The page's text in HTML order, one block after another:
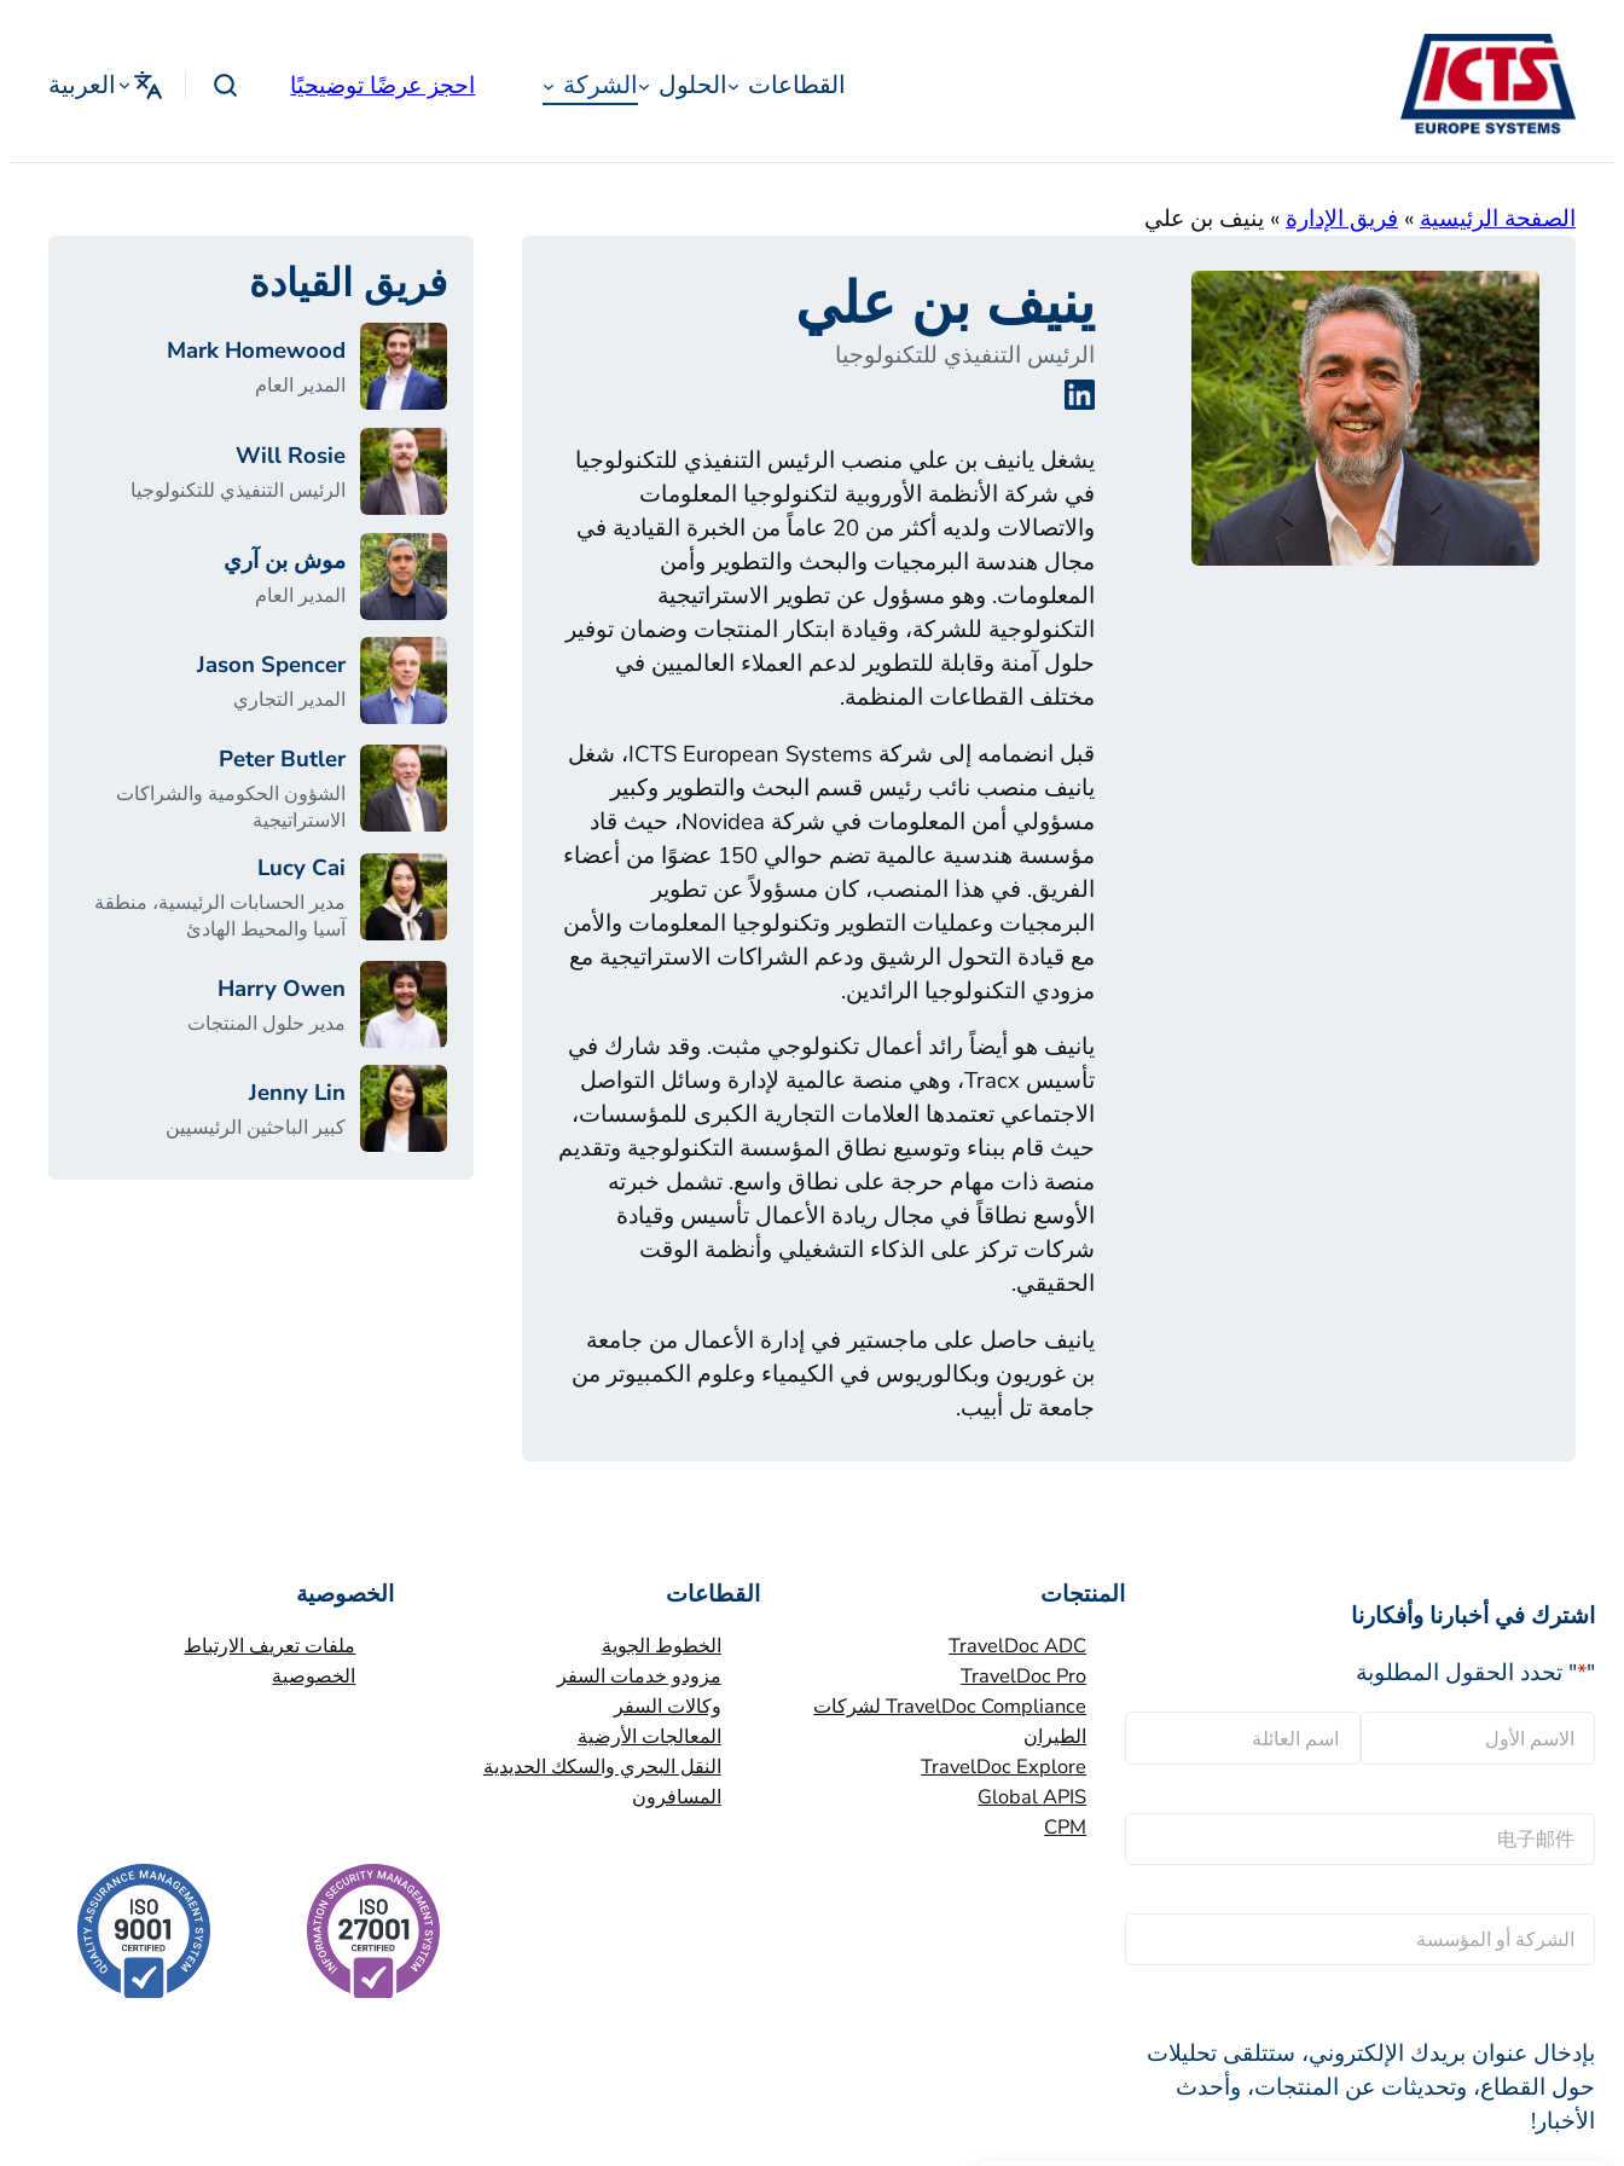
المحتوى
القطاعات الحلول الشركة احجز عرضًا توضيحيًا العربية
الصفحة الرئيسية » فريق الإدارة » ينيف بن علي
ينيف بن علي
الرئيس التنفيذي للتكنولوجيا
لينكد
يشغل يانيف بن علي منصب الرئيس التنفيذي للتكنولوجيا
في شركة الأنظمة الأوروبية لتكنولوجيا المعلومات
والاتصالات ولديه أكثر من 20 عاماً من الخبرة القيادية في
مجال هندسة البرمجيات والبحث والتطوير وأمن
المعلومات. وهو مسؤول عن تطوير الاستراتيجية
التكنولوجية للشركة، وقيادة ابتكار المنتجات وضمان توفير
حلول آمنة وقابلة للتطوير لدعم العملاء العالميين في
مختلف القطاعات المنظمة.
قبل انضمامه إلى شركة ICTS European Systems، شغل
يانيف منصب نائب رئيس قسم البحث والتطوير وكبير
مسؤولي أمن المعلومات في شركة Novidea، حيث قاد
مؤسسة هندسية عالمية تضم حوالي 150 عضوًا من أعضاء
الفريق. في هذا المنصب، كان مسؤولاً عن تطوير
البرمجيات وعمليات التطوير وتكنولوجيا المعلومات والأمن
مع قيادة التحول الرشيق ودعم الشراكات الاستراتيجية مع
مزودي التكنولوجيا الرائدين.
يانيف هو أيضاً رائد أعمال تكنولوجي مثبت. وقد شارك في
تأسيس Tracx، وهي منصة عالمية لإدارة وسائل التواصل
الاجتماعي تعتمدها العلامات التجارية الكبرى للمؤسسات،
حيث قام ببناء وتوسيع نطاق المؤسسة التكنولوجية وتقديم
منصة ذات مهام حرجة على نطاق واسع. تشمل خبرته
الأوسع نطاقاً في مجال ريادة الأعمال تأسيس وقيادة
شركات تركز على الذكاء التشغيلي وأنظمة الوقت
الحقيقي.
يانيف حاصل على ماجستير في إدارة الأعمال من جامعة
بن غوريون وبكالوريوس في الكيمياء وعلوم الكمبيوتر من
جامعة تل أبيب.
فريق القيادة
Mark Homewood
المدير العام
Will Rosie
الرئيس التنفيذي للتكنولوجيا
موش بن آري
المدير العام
Jason Spencer
المدير التجاري
Peter Butler
الشؤون الحكومية والشراكات
الاستراتيجية
Lucy Cai
مدير الحسابات الرئيسية، منطقة
آسيا والمحيط الهادئ
Harry Owen
مدير حلول المنتجات
Jenny Lin
كبير الباحثين الرئيسيين
اشترك في أخبارنا وأفكارنا
"
*" تحدد الحقول المطلوبة
ل
س
م
ل
م
و
ل
س
ل
ل
ة
子
*ل
ك
ة
أ
بإدخال عنوان بريدك الإلكتروني، ستتلقى تحليلات
حول القطاع، وتحديثات عن المنتجات، وأحدث
الأخبار!
المنتجات
TravelDoc ADC
TravelDoc Pro
TravelDoc Compliance لشركات
الطيران
TravelDoc Explore
Global APIS
CPM
القطاعات
الخطوط الجوية
مزودو خدمات السفر
وكالات السفر
المعالجات الأرضية
النقل البحري والسكك الحديدية
المسافرون
الخصوصية
ملفات تعريف الارتباط
الخصوصية